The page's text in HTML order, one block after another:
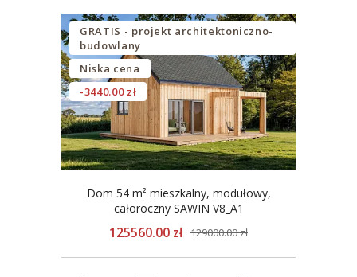
GRATIS - projekt architektoniczno-
budowlany
Niska cena
-3440.00 zł
Dom 54 m² mieszkalny, modułowy,
całoroczny SAWIN V8_A1
125560.00 zł 129000.00 zł